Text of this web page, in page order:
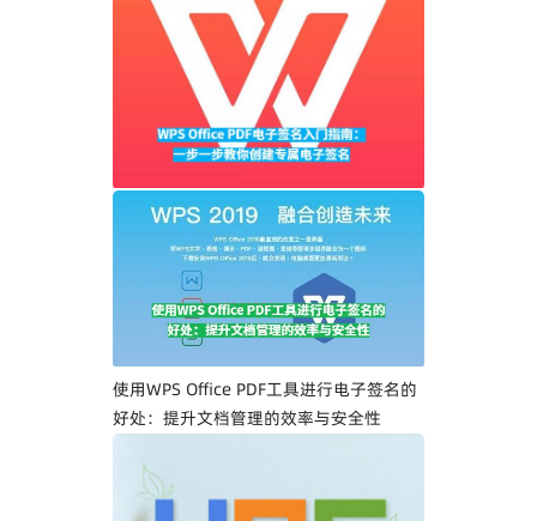
WPS Office PDF电子签名入门指南：一步
一步教你创建专属电子签名
使用WPS Office PDF工具进行电子签名的
好处：提升文档管理的效率与安全性